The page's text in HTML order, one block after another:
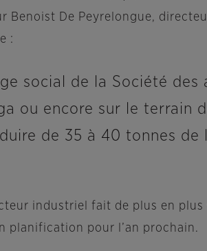
Benoist De Peyrelongue,
:
social de la Société des
ou encore sur le terrain
de 35 à 40 tonnes de
industriel fait de plus en
planification pour l’an prochain.